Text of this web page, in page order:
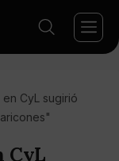
CyL sugirió
CyL